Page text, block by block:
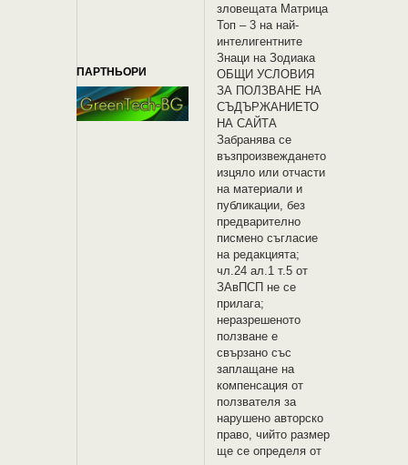
зловещата Матрица
Топ – 3 на най-
интелигентните
Знаци на Зодиака
ПАРТНЬОРИ
OБЩИ УСЛОВИЯ
ЗА ПОЛЗВАНЕ НА
СЪДЪРЖАНИЕТО
НА САЙТА
Забранява се
възпроизвеждането
изцяло или отчасти
на материали и
публикации, без
предварително
писмено съгласие
на редакцията;
чл.24 ал.1 т.5 от
ЗАвПСП не се
прилага;
неразрешеното
ползване е
свързано със
заплащане на
компенсация от
ползвателя за
нарушено авторско
право, чийто размер
ще се определя от